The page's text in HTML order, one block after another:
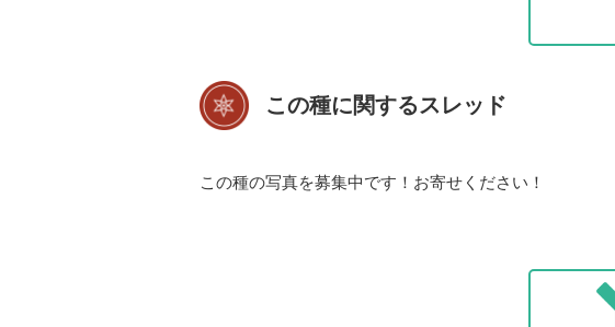
この種に関するスレッド
この種の写真を募集中です！お寄せください！